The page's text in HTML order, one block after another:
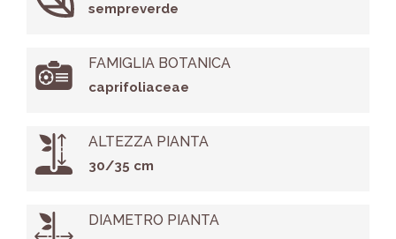
sempreverde
FAMIGLIA BOTANICA
caprifoliaceae
ALTEZZA PIANTA
30/35 cm
DIAMETRO PIANTA